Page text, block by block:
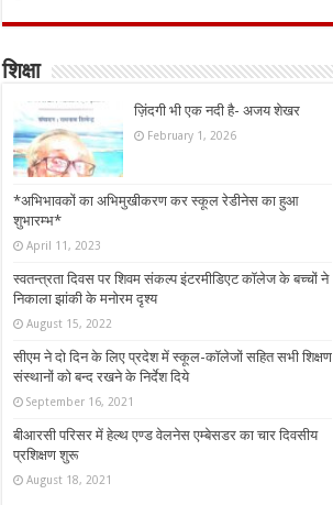
शिक्षा
ज़िंदगी भी एक नदी है- अजय शेखर
February 1, 2026
*अभिभावकों का अभिमुखीकरण कर स्कूल रेडीनेस का हुआ
शुभारम्भ*
April 11, 2023
स्वतन्त्रता दिवस पर शिवम संकल्प इंटरमीडिएट कॉलेज के बच्चों ने
निकाला झांकी के मनोरम दृश्य
August 15, 2022
सीएम ने दो दिन के लिए प्रदेश में स्कूल-कॉलेजों सहित सभी शिक्षण
संस्थानों को बन्द रखने के निर्देश दिये
September 16, 2021
बीआरसी परिसर में हेल्थ एण्ड वेलनेस एम्बेसडर का चार दिवसीय
प्रशिक्षण शुरू
August 18, 2021